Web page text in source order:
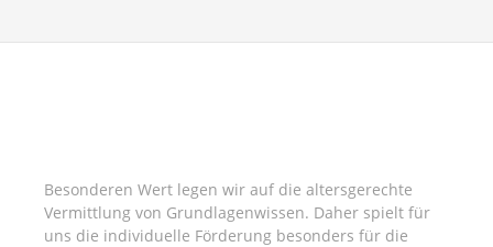
Besonderen Wert legen wir auf die altersgerechte
Vermittlung von Grundlagenwissen. Daher spielt für
uns die individuelle Förderung besonders für die